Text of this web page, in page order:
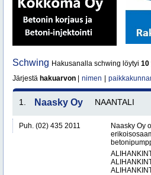
Schwing Hakusanalla schwing löytyi 10
Järjestä hakuarvon nimen
1. Naasky Oy NAANTALI
Puh. (02) 435 2011
Naasky Oy